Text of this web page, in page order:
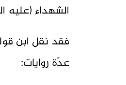
الشهداء (عليه
عدّة روايات: